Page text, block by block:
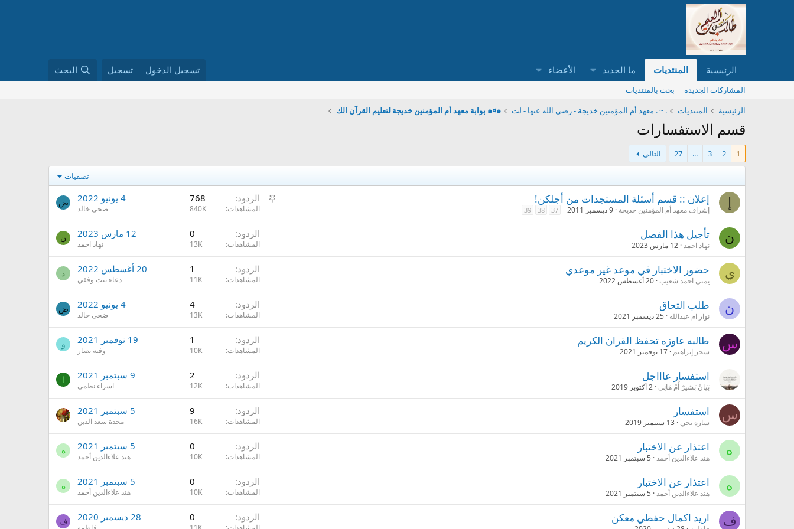
الرئيسية المنتديات ما الجديد الأعضاء تسجيل الدخول تسجيل البحث
المشاركات الجديدة
بحث بالمنتديات
الرئيسية
المنتديات . ~ . معهد أم المؤمنين خديجة - رضي الله عنها - لت ๑¤๑ بوابة معهد أم المؤمنين خديجة لتعليم القرآن الك
قسم الاستفسارات
1
2
3
...
27 التالي
تصفيات
إ
م
ب
إعلان :: قسم أسئلة المستجدات من أجلكن!
إشراف معهد أم المؤمنين خديجة 9 ديسمبر 2011 37
38
39
الردود 768
المشاهدات 840K
4 يونيو 2022
ضحى خالد
ض
ن تأجيل هذا الفصل
نهاد احمد 12 مارس 2023
الردود 0
المشاهدات 13K
12 مارس 2023
نهاد احمد
ن
ي حضور الاختبار في موعد غير موعدي
يمنى احمد شعيب 20 أغسطس 2022
الردود 1
المشاهدات 11K
20 أغسطس 2022
دعاء بنت وفقي
د
ن طلب التحاق
نوار ام عبدالله 25 ديسمبر 2021
الردود 4
المشاهدات 13K
4 يونيو 2022
ضحى خالد
ض
س طالبه عاوزه تحفظ القران الكريم
سحر إبراهيم 17 نوفمبر 2021
الردود 1
المشاهدات 10K
19 نوفمبر 2021
وفيه نصار
و
استفسار عاااجل
بَيَانْ بَشيرْ أُمْ هَانِي 2 أكتوبر 2019
الردود 2
المشاهدات 12K
9 سبتمبر 2021
اسراء نظمى
ا
س استفسار
ساره يحي 13 سبتمبر 2019
الردود 9
المشاهدات 16K
5 سبتمبر 2021
مجدة سعد الدين
ه اعتذار عن الاختبار
هند علاءالدين أحمد 5 سبتمبر 2021
الردود 0
المشاهدات 10K
5 سبتمبر 2021
هند علاءالدين أحمد
ه
ه اعتذار عن الاختبار
هند علاءالدين أحمد 5 سبتمبر 2021
الردود 0
المشاهدات 10K
5 سبتمبر 2021
هند علاءالدين أحمد
ه
ف اريد اكمال حفظي معكن الردود 0 28 ديسمبر 2020 ف